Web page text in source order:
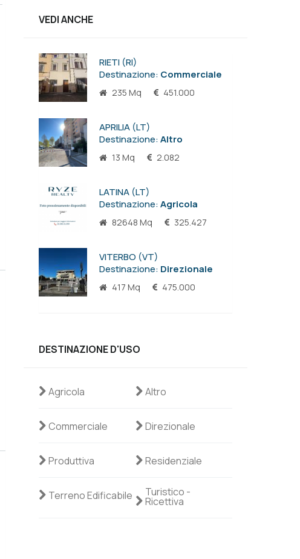
VEDI ANCHE
RIETI (RI)
Destinazione: Commerciale
235 Mq 451.000
APRILIA (LT)
Destinazione:Altro
13 Mq 2.082
LATINA (LT)
Destinazione:Agricola
82648 Mq 325.427
VITERBO (VT)
Destinazione: Direzionale
417 Mq 475.000
DESTINAZIONE D'USO
Agricola Altro
Commerciale Direzionale
Produttiva Residenziale
Terreno Edificabile Turistico -
Ricettiva